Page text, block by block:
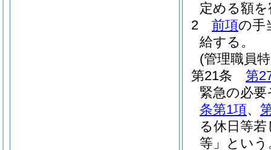
定める額
2
前項の手
給する。
(管理職員
第21条
第
緊急の必
条第1項、
る休日等
等」という